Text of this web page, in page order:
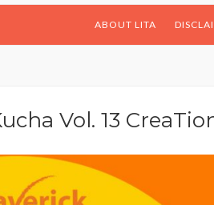
ABOUT LITA
Vol. 13